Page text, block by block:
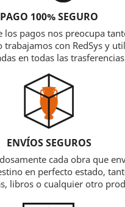
PAGO 100% SEGURO
los pagos nos preocupa
trabajamos con RedSys y
en todas las
ENVÍOS SEGUROS
cada obra que
en perfecto estado,
libros o cualquier otro